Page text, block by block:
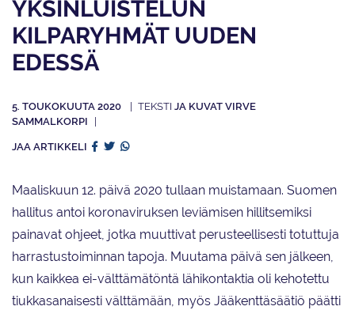
YKSINLUISTELUN
KILPARYHMÄT UUDEN
EDESSÄ
5. TOUKOKUUTA 2020
JA KUVAT VIRVE
SAMMALKORPI
JAA ARTIKKELI
Maaliskuun 12. päivä 2020 tullaan muistamaan. Suomen
hallitus antoi koronaviruksen leviämisen hillitsemiksi
painavat ohjeet, jotka muuttivat perusteellisesti totuttuja
harrastustoiminnan tapoja. Muutama päivä sen jälkeen,
kun kaikkea ei-välttämätöntä lähikontaktia oli kehotettu
tiukkasanaisesti välttämään, myös Jääkenttäsäätiö päätti